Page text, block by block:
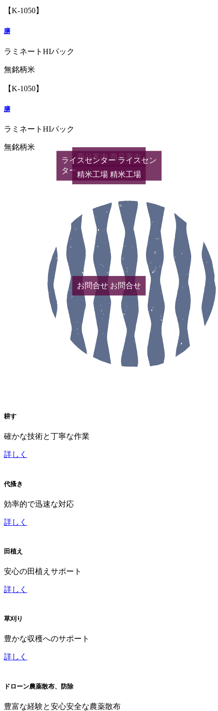
【K-1050】
膳
ラミネートHIパック
無銘柄米
【K-1050】
膳
ラミネートHIパック
無銘柄米
商品案内 商品案内
ライスセンター ライスセン
ター精米工場 精米工場
お問合せ お問合せ
耕す
確かな技術と丁寧な作業
詳しく
代搔き
効率的で迅速な対応
詳しく
田植え
安心の田植えサポート
詳しく
草刈り
豊かな収穫へのサポート
詳しく
ドローン農薬散布、防除
豊富な経験と安心安全な農薬散布